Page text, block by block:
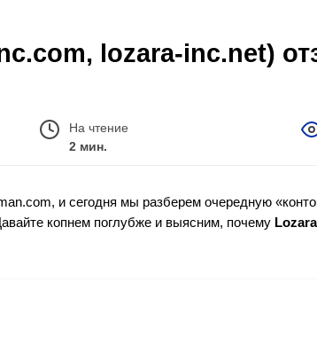
lozara-inc.net)
На чтение
2 мин.
и сегодня мы разберем очередную
копнем поглубже и выясним, почему